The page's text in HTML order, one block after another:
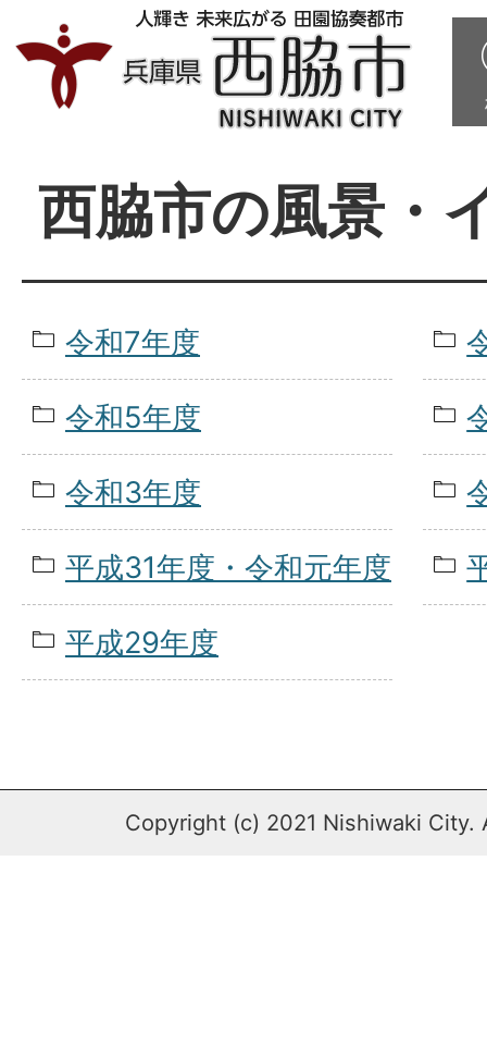
西脇市の風景・
令和7年度
令和5年度
令和3年度
平成31年度・令和元年度
平成29年度
Copyright (c) 2021 Nishiwaki City.